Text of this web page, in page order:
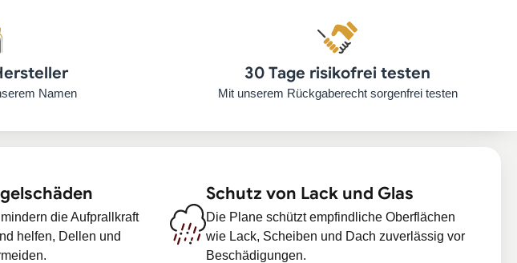
Namen
30 Tage risikofrei testen
Mit unserem Rückgaberecht sorgenfrei testen
die Aufprallkraft
helfen, Dellen und
Schutz von Lack und Glas
Die Plane schützt empfindliche Oberflächen
wie Lack, Scheiben und Dach zuverlässig vor
Beschädigungen.